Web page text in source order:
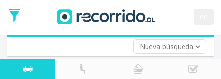
Nueva búsqueda
de
Ida
Vuelta (opcional)
Fecha
de